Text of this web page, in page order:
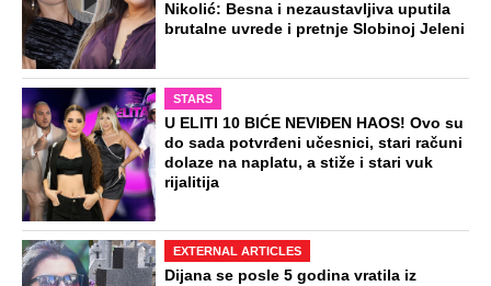
Nikolić: Besna i nezaustavljiva uputila
brutalne uvrede i pretnje Slobinoj Jeleni
STARS
U ELITI 10 BIĆE NEVIĐEN HAOS! Ovo su
do sada potvrđeni učesnici, stari računi
dolaze na naplatu, a stiže i stari vuk
rijalitija
EXTERNAL ARTICLES
Dijana se posle 5 godina vratila iz